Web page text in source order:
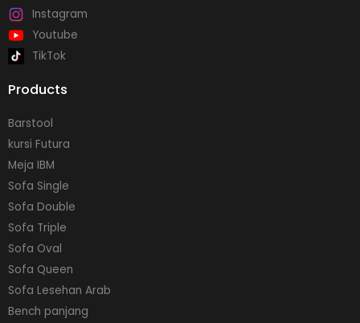
Instagram
Youtube
TikTok
Products
Barstool
kursi Futura
Meja IBM
Sofa Single
Sofa Double
Sofa Triple
Sofa Oval
Sofa Queen
Sofa Lesehan Arab
Bench panjang